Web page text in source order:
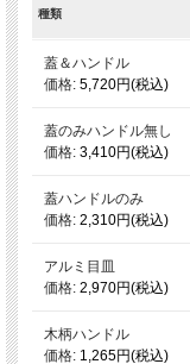
種類
蓋＆ハンドル
価格: 5,720円(税込)
蓋のみハンドル無し
価格: 3,410円(税込)
蓋ハンドルのみ
価格: 2,310円(税込)
アルミ目皿
価格: 2,970円(税込)
木柄ハンドル
価格: 1,265円(税込)